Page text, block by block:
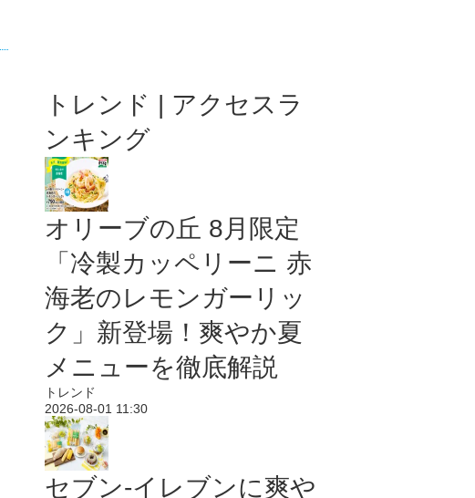
トレンド | アクセスラ
ンキング
オリーブの丘 8月限定
「冷製カッペリーニ 赤
海老のレモンガーリッ
ク」新登場！爽やか夏
メニューを徹底解説
トレンド
2026-08-01 11:30
セブン‐イレブンに爽や